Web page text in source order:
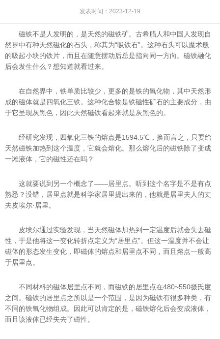
发表时间：2023-12-19
磁铁不是人发明的，是天然的磁铁矿。古希腊人和中国人发现自
然界中有种天然磁化的石头，称其为“吸铁石”。这种石头可以魔术般
的吸起小块的铁片，而且在随意摆动后总是指向同一方向。磁铁融化
后会发生什么？想知道就看过来。
在自然界中，铁单质比较少，更多的是铁的氧化物，其中天然形
成的磁体就是四氧化三铁。这种化合物是铁磁性矿石的主要成分，由
于它呈现灰黑色，因此天然磁铁看起来就是灰黑色的。
经研究发现，四氧化三铁的熔点是1594.5℃，换而言之，只要给
天然磁铁加热到这个温度，它就会熔化。那么熔化后的磁铁除了变成
一滩液体，它的磁性还在吗？
这就要说到另一个概念了——居里点。听到这个名字是不是有点
熟悉？没错，居里点就是科学家居里提出来的，他就是居里夫人的丈
夫皮埃尔·居里。
皮埃尔通过实验发现，当天然磁体加热到一定温度后就会失去磁
性，于是他将这一变化转折点定义为“居里点”。但这一温度并不会让
磁体的形态发生变化，即磁体的熔点和居里点不同，而且熔点一般高
于居里点。
不同材料的磁体居里点不同，而磁铁的居里点在480~550摄氏度
之间。磁铁的居里点之所以是一个范围，是因为磁铁有很多种类，有
不同的铁氧化物组成。因此可以肯定的是，磁铁熔化后会变成液体，
而且该液体已经失去了磁性。